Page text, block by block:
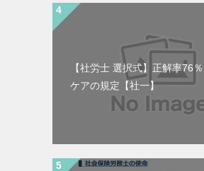
【社労士 選択式】正解率76
ケアの規定【社一】